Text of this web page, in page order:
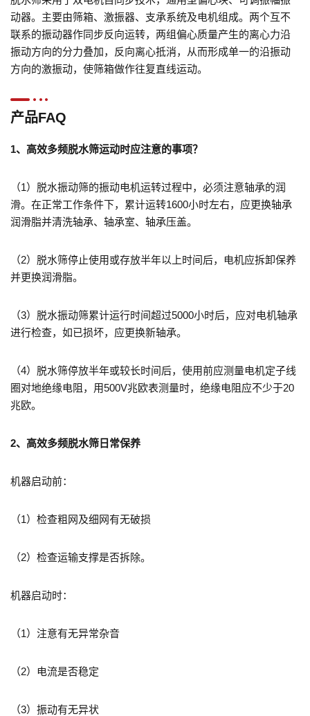
动器。主要由筛箱、激振器、支承系统及电机组成。两个互不
联系的振动器作同步反向运转，两组偏心质量产生的离心力沿
振动方向的分力叠加，反向离心抵消，从而形成单一的沿振动
方向的激振动，使筛箱做作往复直线运动。
产品FAQ
1、高效多频脱水筛运动时应注意的事项？
（1）脱水振动筛的振动电机运转过程中，必须注意轴承的润
滑。在正常工作条件下，累计运转1600小时左右，应更换轴承
润滑脂并清洗轴承、轴承室、轴承压盖。
（2）脱水筛停止使用或存放半年以上时间后，电机应拆卸保养
并更换润滑脂。
（3）脱水振动筛累计运行时间超过5000小时后，应对电机轴承
进行检查，如已损坏，应更换新轴承。
（4）脱水筛停放半年或较长时间后，使用前应测量电机定子线
圈对地绝缘电阻，用500V兆欧表测量时，绝缘电阻应不少于20
兆欧。
2、高效多频脱水筛 日常保养
机器启动前：
（1）检查粗网及细网有无破损
（2）检查运输支撑是否拆除。
机器启动时：
（1）注意有无异常杂音
（2）电流是否稳定
（3）振动有无异状